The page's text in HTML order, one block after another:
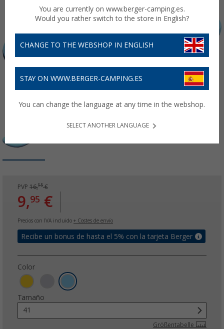
PVP 16,95€
9,95 €
Precios con IVA incluido + Costes de envío
Recibe un bonus de hasta el 5% con la tarjeta Berger
Color
Tamaño
41
Größentabelle
You are currently on www.berger-camping.es.
Would you rather switch to the store in English?
CHANGE TO THE WEBSHOP IN ENGLISH
STAY ON WWW.BERGER-CAMPING.ES
You can change the language at any time in the webshop.
SELECT ANOTHER LANGUAGE